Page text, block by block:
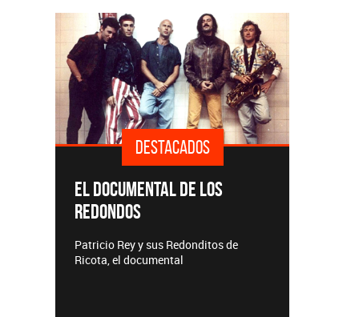
DESTACADOS
EL DOCUMENTAL DE LOS
REDONDOS
Patricio Rey y sus Redonditos de
Ricota, el documental